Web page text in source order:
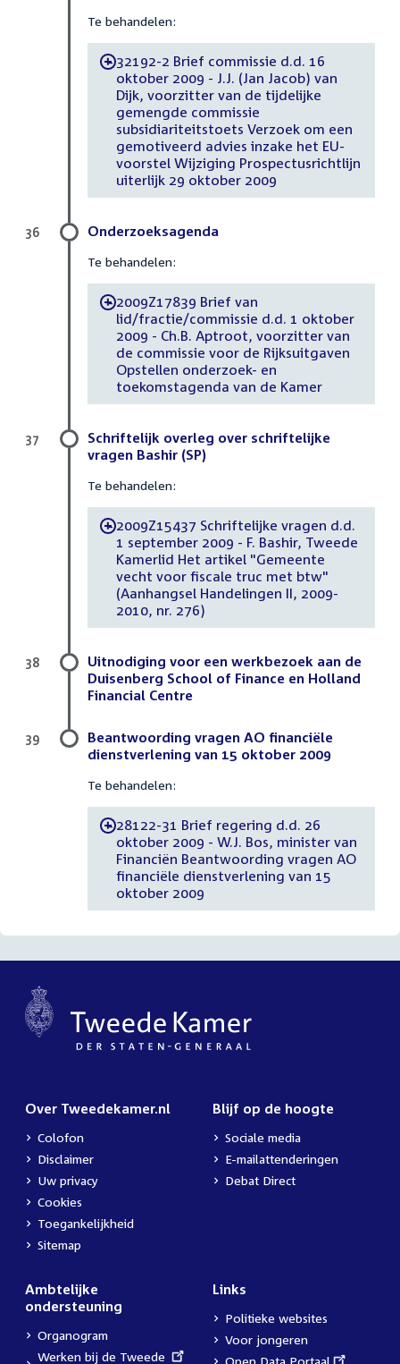
Te behandelen:
-32192-2 Brief commissie d.d. 16
oktober 2009 - J.J. (Jan Jacob) van
Dijk, voorzitter van de tijdelijke
gemengde commissie
subsidiariteitstoets Verzoek om een
gemotiveerd advies inzake het EU-
voorstel Wijziging Prospectusrichtlijn
uiterlijk 29 oktober 2009
Onderzoeksagenda
Te behandelen:
-2009Z17839 Brief van
lid/fractie/commissie d.d. 1 oktober
2009 - Ch.B. Aptroot, voorzitter van
de commissie voor de Rijksuitgaven
Opstellen onderzoek- en
toekomstagenda van de Kamer
36
Schriftelijk overleg over schriftelijke
vragen Bashir (SP)
Te behandelen:
-2009Z15437 Schriftelijke vragen d.d.
1 september 2009 - F. Bashir, Tweede
Kamerlid Het artikel "Gemeente
vecht voor fiscale truc met btw"
(Aanhangsel Handelingen II, 2009-
2010, nr. 276)
37
Uitnodiging voor een werkbezoek aan de
Duisenberg School of Finance en Holland
Financial Centre
38
Beantwoording vragen AO financiële
dienstverlening van 15 oktober 2009
Te behandelen:
-28122-31 Brief regering d.d. 26
oktober 2009 - W.J. Bos, minister van
Financiën Beantwoording vragen AO
financiële dienstverlening van 15
oktober 2009
39
Over Tweedekamer.nl
Colofon
Disclaimer
Uw privacy
Cookies
Toegankelijkheid
Sitemap
Blijf op de hoogte
Sociale media
E-mailattenderingen
Debat Direct
Ambtelijke
ondersteuning
Organogram
External
Werken bij de Tweede
Links
Politieke websites
Voor jongeren
External
Open Data Portaal